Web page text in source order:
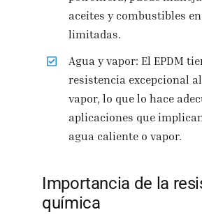
aceites y combustibles
limitadas.
Agua y vapor: El EPDM
resistencia excepcional
vapor, lo que lo hace
aplicaciones que
agua caliente o vapor.
Importancia de la
química